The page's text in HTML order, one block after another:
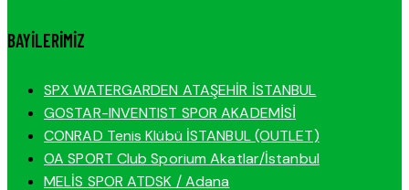
BAYILERIMIZ
SPX WATERGARDEN ATAŞEHİR İSTANBUL
GOSTAR-INVENTIST SPOR AKADEMİSİ
CONRAD Tenis Klübü İSTANBUL (OUTLET)
OA SPORT Club Sporium Akatlar/İstanbul
MELİS SPOR ATDSK / Adana